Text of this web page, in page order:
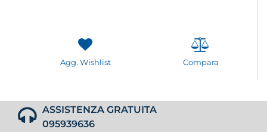
Agg. Wishlist Compara
ASSISTENZA GRATUITA
095939636